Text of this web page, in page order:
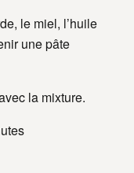
le miel, l’huile
une pâte
la mixture.